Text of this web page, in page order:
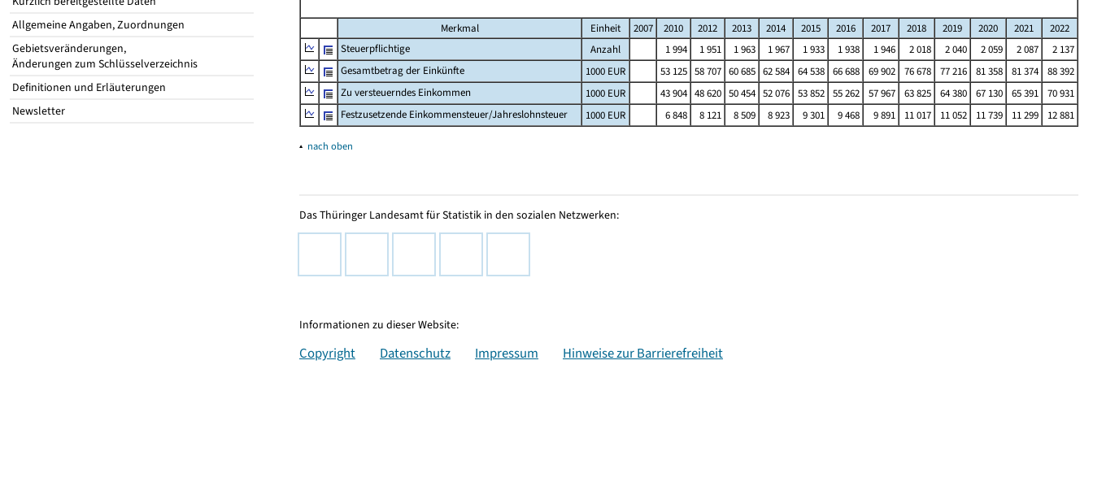
Allgemeine Angaben, Zuordnungen
Gebietsveränderungen,
Änderungen zum Schlüsselverzeichnis
Definitionen und Erläuterungen
Newsletter
Merkmal Einheit 2007 2010 2012 2013 2014 2015 2016 2017 2018 2019 2020 2021
2022
Steuerpflichtige
Anzahl 1 994 1 951 1 963 1 967 1 933 1 938 1 946 2 018 2 040 2 059 2 087
2 137
Gesamtbetrag der Einkünfte
1000 EUR 53 125 58 707 60 685 62 584 64 538 66 688 69 902 76 678 77 216 81 358 81 374
88 392
Zu versteuerndes Einkommen
1000 EUR 43 904 48 620 50 454 52 076 53 852 55 262 57 967 63 825 64 380 67 130 65 391
70 931
Festzusetzende Einkommensteuer/Jahreslohnsteuer
1000 EUR 6 848 8 121 8 509 8 923 9 301 9 468 9 891 11 017 11 052 11 739 11 299 12 881
▴ nach oben
Das Thüringer Landesamt für Statistik in den sozialen Netzwerken:
Informationen zu dieser Website:
Copyright Datenschutz Impressum Hinweise zur Barrierefreiheit